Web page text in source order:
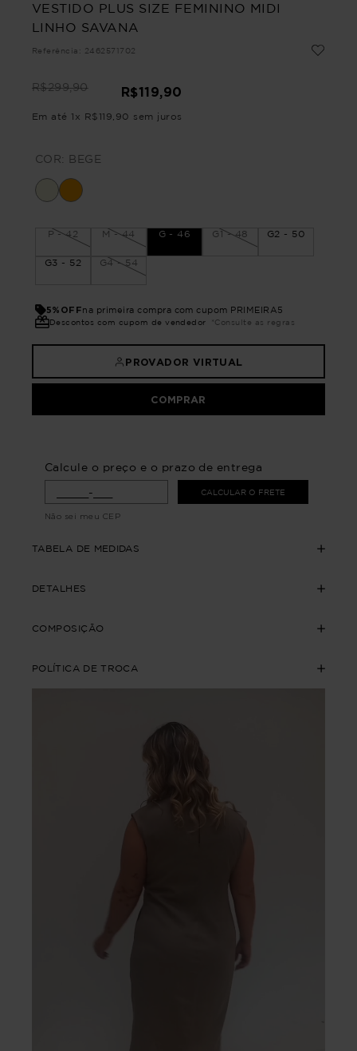
VESTIDO PLUS SIZE FEMININO MIDI
LINHO SAVANA
Referência : 2462571702
R$299,90 R$119,90
Em até 1 x R$ 119 90 sem juros
COR: BEGE
P - 42 M - 44 G - 46 G1 - 48 G2 - 50
G3 - 52 G4 - 54
5%OFFna primeira compra com cupom PRIMEIRA5
Descontos com cupom de vendedor *Consulte as regras
PROVADOR VIRTUAL
COMPRAR
Calcule o preço e o prazo de entrega
CALCULAR O FRETE
Não sei meu CEP
TABELA DE MEDIDAS
DETALHES
COMPOSIÇÃO
POLÍTICA DE TROCA